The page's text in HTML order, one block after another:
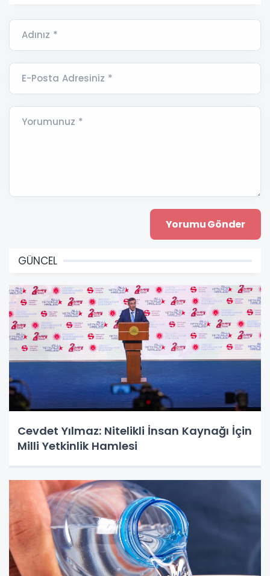
Adınız *
E-Posta Adresiniz *
Yorumunuz *
GÜNCEL
Cevdet Yılmaz: Nitelikli İnsan Kaynağı İçin
Milli Yetkinlik Hamlesi